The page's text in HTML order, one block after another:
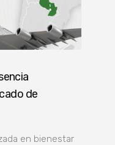
de
en bienestar